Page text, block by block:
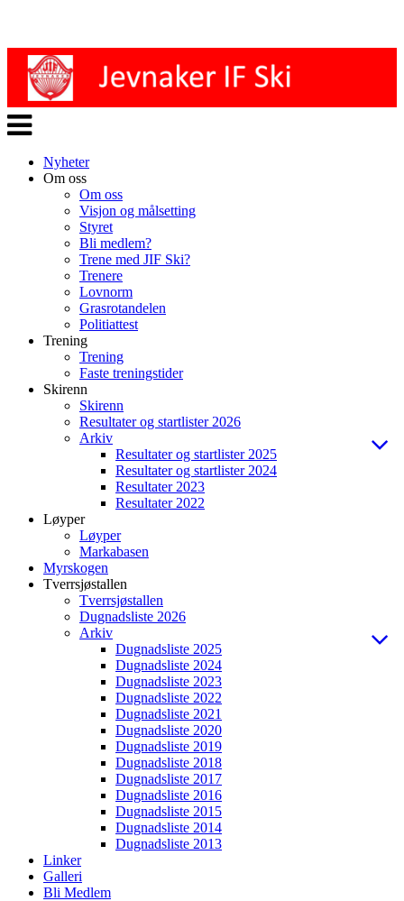
Veksle
navigasjon
Nyheter
Om oss
Om oss
Visjon og målsetting
Styret
Bli medlem?
Trene med JIF Ski?
Trenere
Lovnorm
Grasrotandelen
Politiattest
Trening
Trening
Faste treningstider
Skirenn
Skirenn
Resultater og startlister 2026
Arkiv
Resultater og startlister 2025
Resultater og startlister 2024
Resultater 2023
Resultater 2022
Løyper
Løyper
Markabasen
Myrskogen
Tverrsjøstallen
Tverrsjøstallen
Dugnadsliste 2026
Arkiv
Dugnadsliste 2025
Dugnadsliste 2024
Dugnadsliste 2023
Dugnadsliste 2022
Dugnadsliste 2021
Dugnadsliste 2020
Dugnadsliste 2019
Dugnadsliste 2018
Dugnadsliste 2017
Dugnadsliste 2016
Dugnadsliste 2015
Dugnadsliste 2014
Dugnadsliste 2013
Linker
Galleri
Bli Medlem